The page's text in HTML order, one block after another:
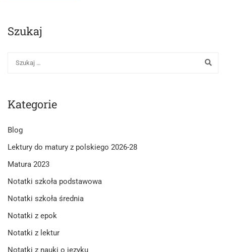
KUNCEWICZOWA
Szukaj
Kategorie
Blog
Lektury do matury z polskiego 2026-28
Matura 2023
Notatki szkoła podstawowa
Notatki szkoła średnia
Notatki z epok
Notatki z lektur
Notatki z nauki o języku